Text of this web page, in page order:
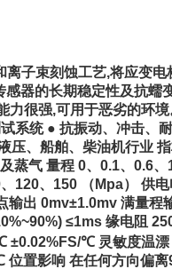
子束刻蚀工艺,将应变电
器的长期稳定性及抗蠕
很强,可用于恶劣的环境
系统 ● 抗振动、冲击、
、船舶、柴油机行业
蒸气 量程 0、0.1、0.6、
120、150 （Mpa） 供
输出 0mv±1.0mv 满量程
≤1ms 缘电阻
±0.02%FS/℃ 灵敏度温
置影响 在任何方向偏离